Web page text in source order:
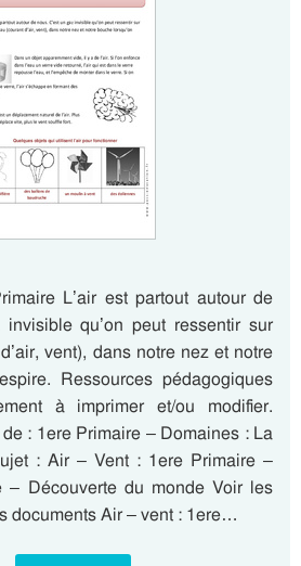
L’air est partout autour de
qu’on peut ressentir sur
vent), dans notre nez et notre
Ressources pédagogiques
à imprimer et/ou modifier.
: 1ere Primaire – Domaines : La
: Air – Vent : 1ere Primaire –
– Découverte du monde Voir les
documents Air – vent : 1ere…